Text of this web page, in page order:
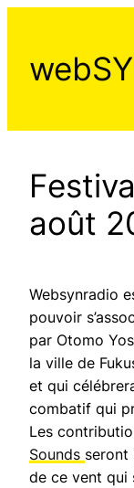
contenu
août
Websynradio
pouvoir
par Otomo
la ville de
et qui
combatif qui
Les
Sounds seront
de ce vent qui